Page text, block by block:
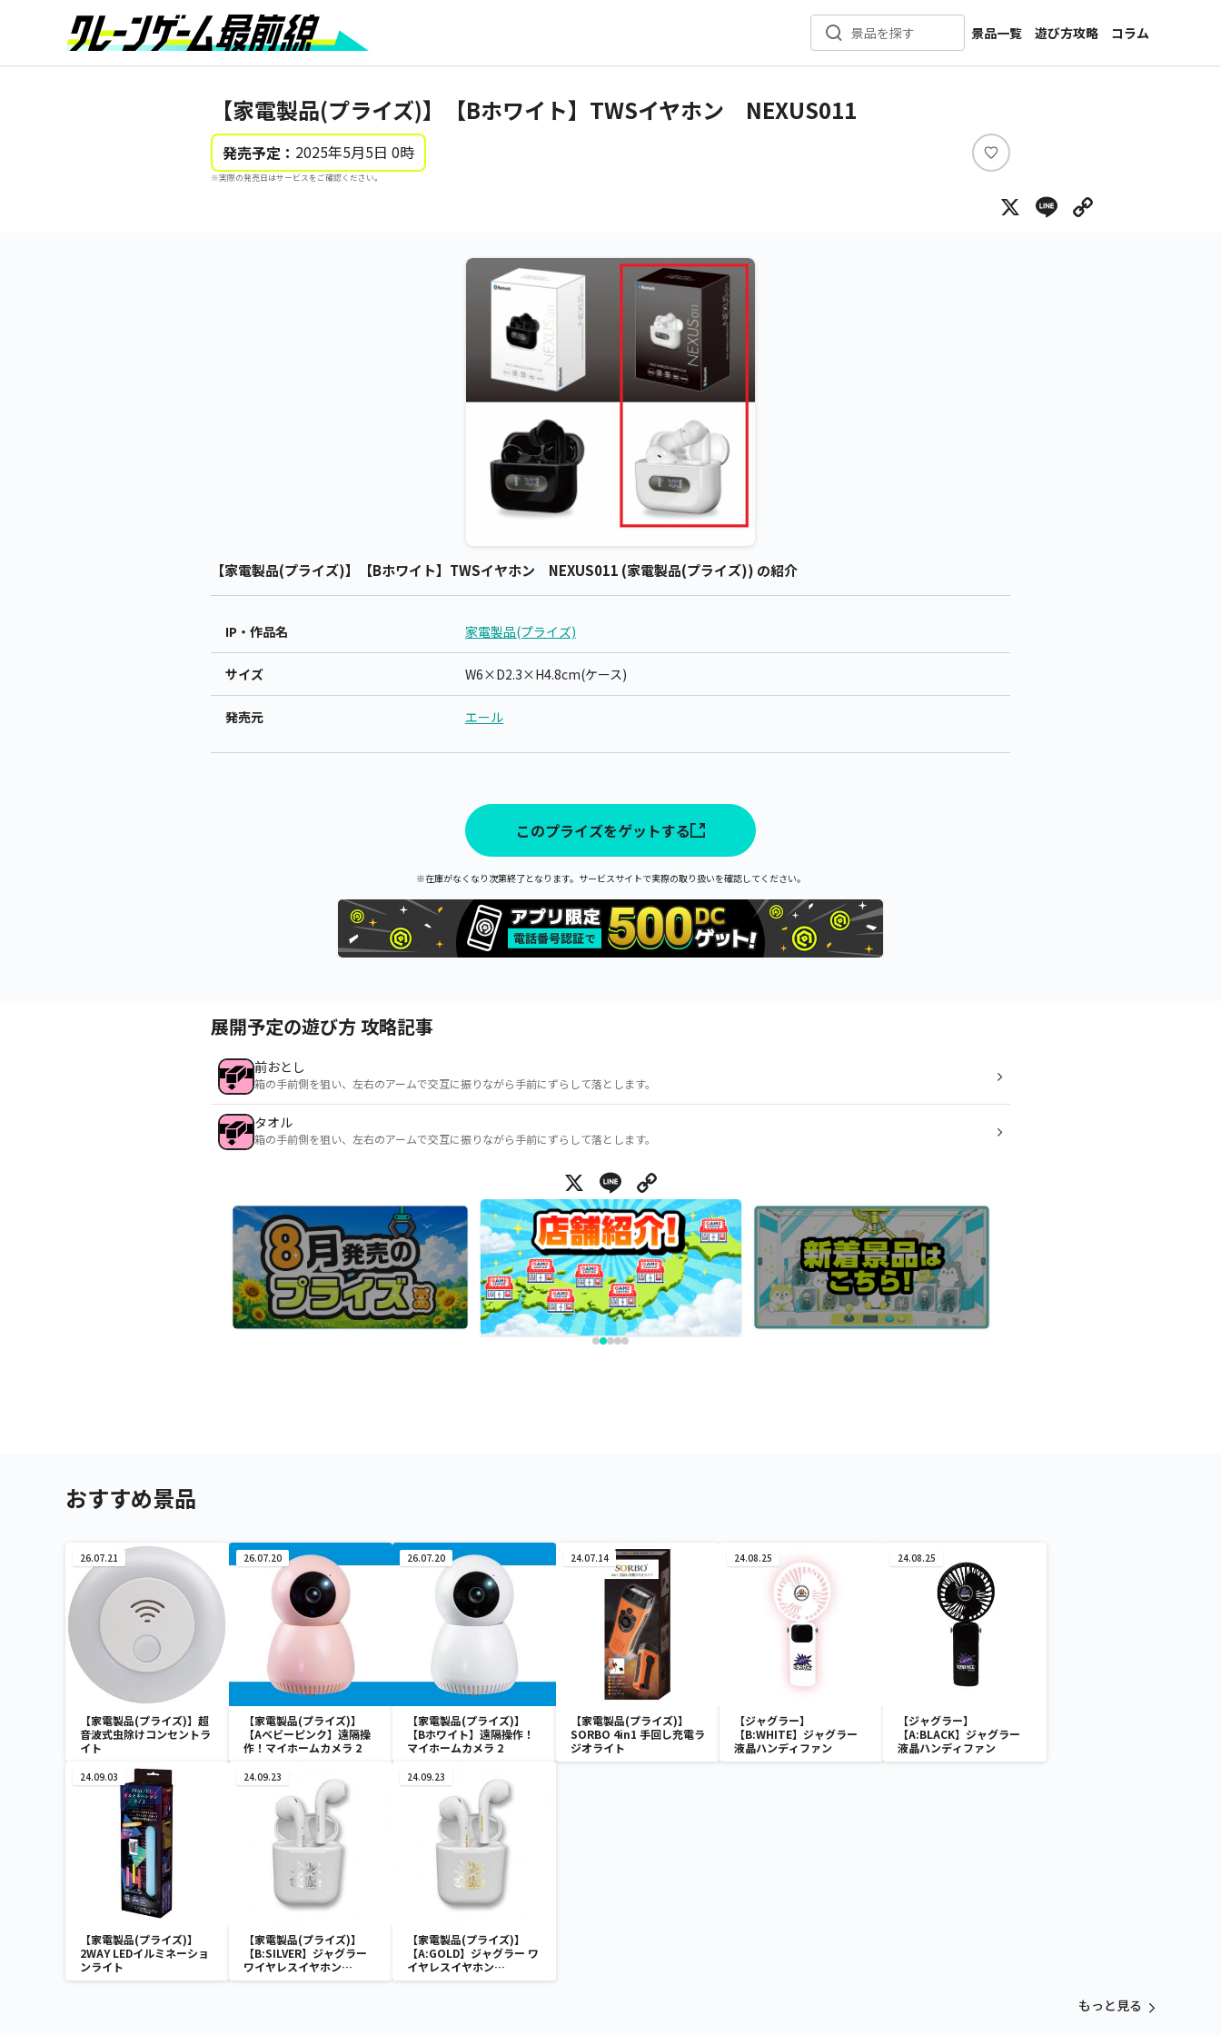
景品を探す
景品一覧
新着景品
メーカー一覧
遊び方攻略
コラム
インタビュー
【家電製品(プライズ)】【Bホワイト】TWSイヤホン NEXUS011
発売予定： 2025年5月5日 0時
※実際の発売日はサービスをご確認ください。
い
ね
X Line
【家電製品(プライズ)】【Bホワイト】TWSイヤホン NEXUS011 (家電製品(プライズ)) の紹介
IP・作品名 家電製品(プライズ)
サイズ W6×D2.3×H4.8cm(ケース)
発売元 エール
このプライズをゲットする
※在庫がなくなり次第終了となります。サービスサイトで実際の取り扱いを確認してください。
展開予定の遊び方 攻略記事
前おとし
箱の手前側を狙い、左右のアームで交互に振りながら手前にずらして落とします。
タオル
箱の手前側を狙い、左右のアームで交互に振りながら手前にずらして落とします。
X Line
おすすめ景品
26.07.21
【家電製品(プライズ)】超
音波式虫除けコンセントラ
イト
26.07.20
【家電製品(プライズ)】
【Aベビーピンク】遠隔操
作！マイホームカメラ 2
26.07.20
【家電製品(プライズ)】
【Bホワイト】遠隔操作！
マイホームカメラ 2
24.07.14
【家電製品(プライズ)】
SORBO 4in1 手回し充電ラ
ジオライト
24.08.25
【ジャグラー】
【B:WHITE】ジャグラー
液晶ハンディファン
24.08.25
【ジャグラー】
【A:BLACK】ジャグラー
液晶ハンディファン
24.09.03
【家電製品(プライズ)】
2WAY LEDイルミネーショ
ンライト
24.09.23
【家電製品(プライズ)】
【B:SILVER】ジャグラー
ワイヤレスイヤホン
2(GOLD&SILVER)
24.09.23
【家電製品(プライズ)】
【A:GOLD】ジャグラー ワ
イヤレスイヤホン
2(GOLD&SILVER)
もっと見る